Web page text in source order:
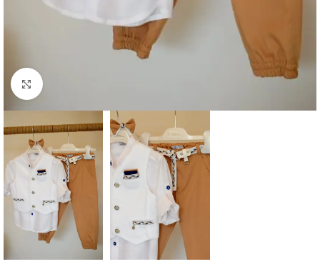
Click to enlarge